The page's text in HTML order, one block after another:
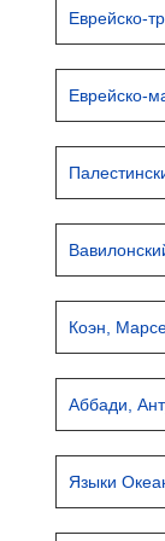
Еврейско-
Еврейско-
Коэн,
Аббади,
Языки